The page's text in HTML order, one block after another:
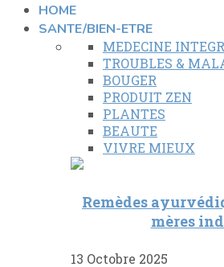
HOME
SANTE/BIEN-ETRE
MEDECINE
TROUBLES &
BOUGER
PRODUIT ZEN
PLANTES
BEAUTE
VIVRE MIEUX
Remèdes
mères
13 Octobre 2025